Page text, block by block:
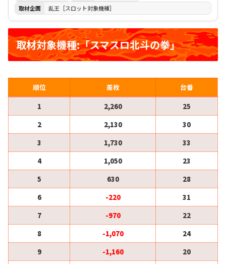
取材企画
乱王［スロット対象機種］
取材対象機種:「スマスロ北斗の拳」
順位 差枚
台番
1
2,260
25
2
2,130
30
3
1,730
33
4
1,050
23
5
630
28
6
-220
31
7
-970
22
8
-1,070
24
9
-1,160
20